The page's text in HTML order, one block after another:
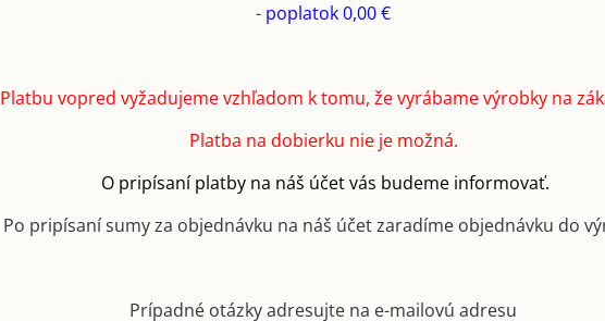
- poplatok 0,00 €
Platbu vopred vyžadujeme vzhľadom k tomu, že vyrábame výrobky na
Platba na dobierku nie je možná.
O pripísaní platby na náš účet vás budeme informovať.
Po pripísaní sumy za objednávku na náš účet zaradíme objednávku do
Prípadné otázky adresujte na e-mailovú adresu